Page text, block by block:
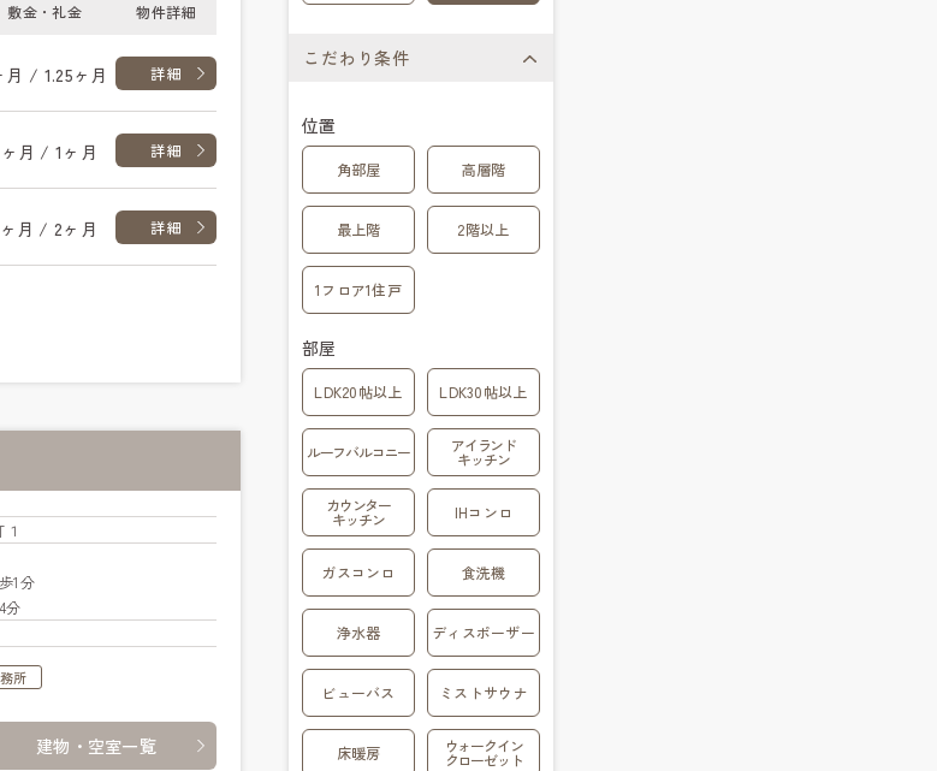
敷金・礼金 物件詳細
詳細
月 / 1.25ヶ月
詳細
月 / 1ヶ月
詳細
月 / 2ヶ月
1分
分
所
建物・空室一覧
こだわり条件
位置
角部屋 高層階
最上階 2階以上
1フロア1住戸
部屋
LDK20帖以上 LDK30帖以上
ルーフバルコニー アイランド
キッチン
カウンター
キッチン IHコンロ
ガスコンロ 食洗機
浄水器 ディスポーザー
ビューバス ミストサウナ
床暖房 ウォークイン
クローゼット